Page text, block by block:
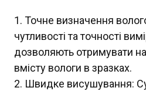
Точне визначення
чутливості та точності
дозволяють отримувати
вмісту вологи в зразках.
Швидке висушування: